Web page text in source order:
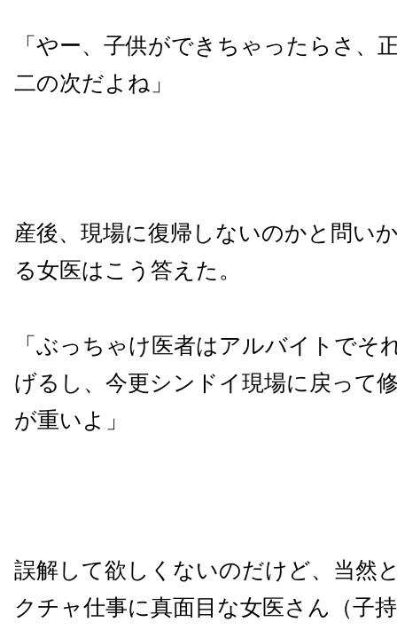
「やー、子供ができちゃったらさ、
二の次だよね」
産後、現場に復帰しないのかと問い
る女医はこう答えた。
「ぶっちゃけ医者はアルバイトでそ
げるし、今更シンドイ現場に戻って
が重いよ」
誤解して欲しくないのだけど、当然
クチャ仕事に真面目な女医さん（子